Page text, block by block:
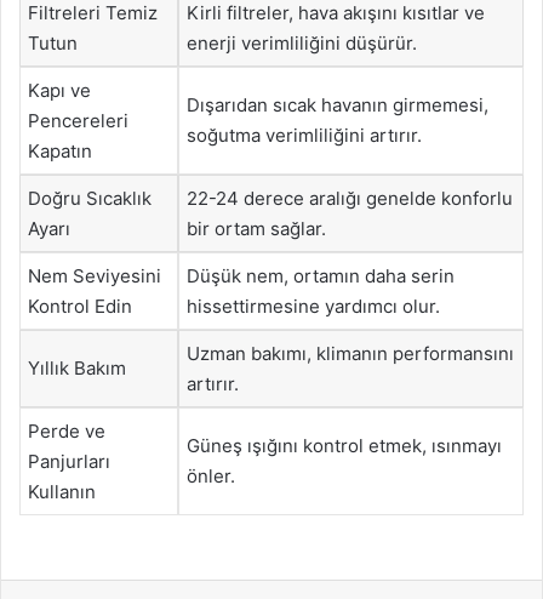
Filtreleri Temiz
Tutun
Kirli filtreler, hava akışını kısıtlar ve
enerji verimliliğini düşürür.
Kapı ve
Pencereleri
Kapatın
Dışarıdan sıcak havanın girmemesi,
soğutma verimliliğini artırır.
Doğru Sıcaklık
Ayarı
22-24 derece aralığı genelde konforlu
bir ortam sağlar.
Nem Seviyesini
Kontrol Edin
Düşük nem, ortamın daha serin
hissettirmesine yardımcı olur.
Yıllık Bakım
Uzman bakımı, klimanın performansını
artırır.
Perde ve
Panjurları
Kullanın
Güneş ışığını kontrol etmek, ısınmayı
önler.